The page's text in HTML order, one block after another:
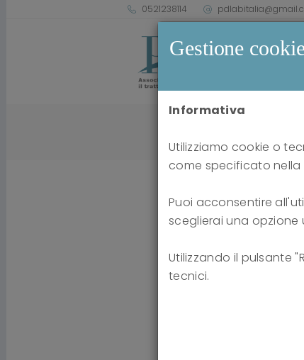
0521238114
Gestione
Informativa
Utilizziamo cookie o
come specificato nella
Puoi acconsentire
sceglierai una opzione
Utilizzando il pulsante
tecnici.